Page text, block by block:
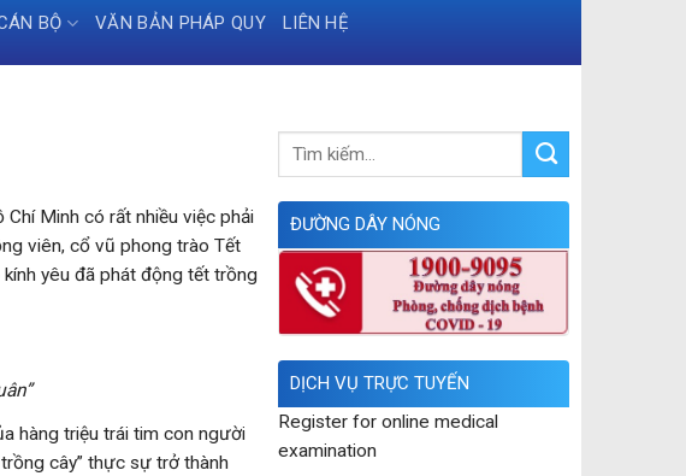
BỘ VĂN BẢN PHÁP QUY LIÊN HỆ
Minh có rất nhiều việc phải
viên, cổ vũ phong trào Tết
yêu đã phát động tết trồng
triệu trái tim con người
cây” thực sự trở thành
ĐƯỜNG DÂY NÓNG
DỊCH VỤ TRỰC TUYẾN
Register for online medical
examination